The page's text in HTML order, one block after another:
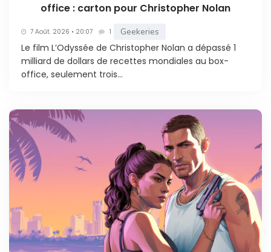
office : carton pour Christopher Nolan
7 Août. 2026 • 20:07 1 Geekeries
Le film L’Odyssée de Christopher Nolan a dépassé 1
milliard de dollars de recettes mondiales au box-
office, seulement trois...